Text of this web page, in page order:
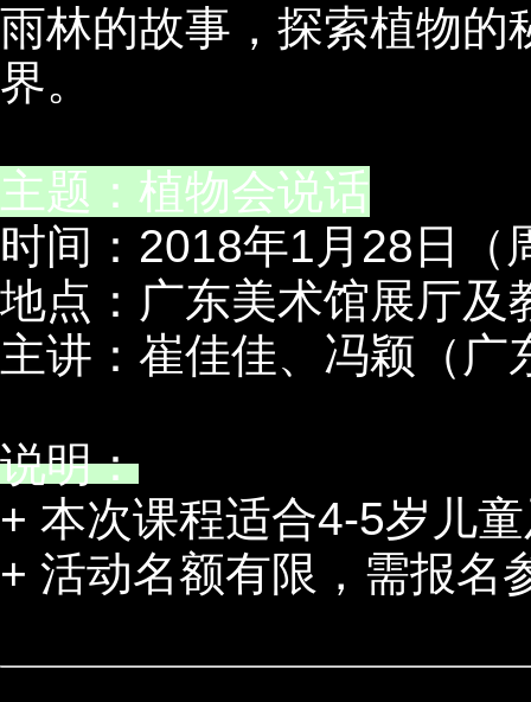
雨林的故事，探索植物的
界。
主题：植物会说话
时间：2018年1月28日（
地点：广东美术馆展厅及
主讲：崔佳佳、冯颖（广
说明：
+ 本次课程适合4-5岁儿
+ 活动名额有限，需报名